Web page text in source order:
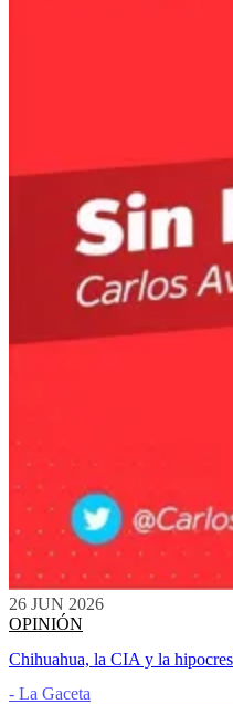
26 JUN 2026
OPINIÓN
Chihuahua, la CIA y la
- La Gaceta